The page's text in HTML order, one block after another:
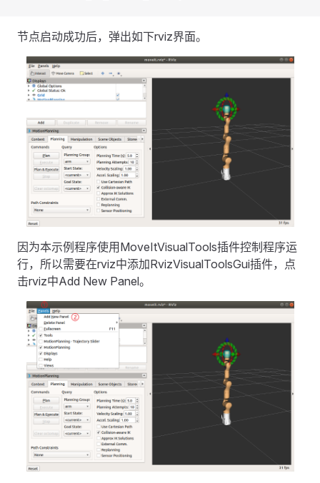
节点启动成功后，弹出如下rviz界面。
因为本示例程序使用MoveItVisualTools插件控制程序运
行，所以需要在rviz中添加RvizVisualToolsGui插件，点
击rviz中Add New Panel。